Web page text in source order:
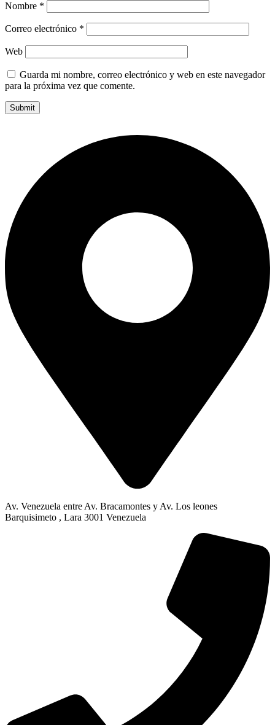
Nombre *
Correo electrónico *
Web
Guarda mi nombre, correo electrónico y web en este navegador
para la próxima vez que comente.
Av. Venezuela entre Av. Bracamontes y Av. Los leones
Barquisimeto , Lara 3001 Venezuela